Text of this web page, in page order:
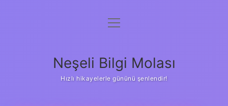
Anasayfa
Yasal Uyarı
menüyü
Neşeli Bilgi Molası
Hızlı hikayelerle gününü şenlendir!